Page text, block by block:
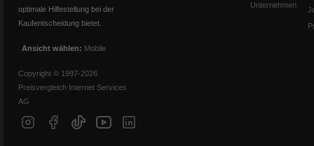
optimale Hilfestellung bei der
Kaufentscheidung bietet.
Ansicht wählen: Mobile
Copyright © 1997-2026
Preisvergleich Internet Services
AG
Unternehmen